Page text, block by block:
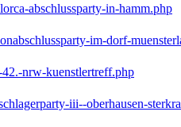
abschlussparty-in-hamm.php
im-dorf-
nrw-kuenstlertreff.php
iii--oberhausen-